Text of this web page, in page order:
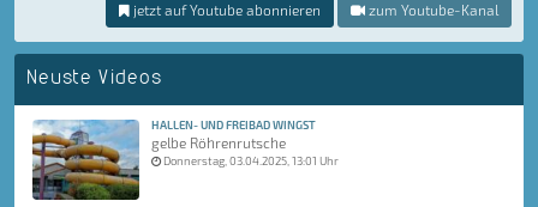
jetzt auf Youtube abonnieren zum Youtube-Kanal
Neuste Videos
HALLEN- UND FREIBAD WINGST
gelbe Röhrenrutsche
Donnerstag, 03.04.2025, 13:01 Uhr